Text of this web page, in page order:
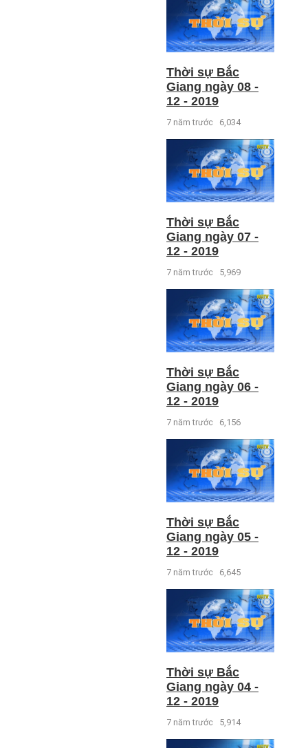
Thời sự Bắc
Giang ngày 08 -
12 - 2019
7 năm trước 6,034
Thời sự Bắc
Giang ngày 07 -
12 - 2019
7 năm trước 5,969
Thời sự Bắc
Giang ngày 06 -
12 - 2019
7 năm trước 6,156
Thời sự Bắc
Giang ngày 05 -
12 - 2019
7 năm trước 6,645
Thời sự Bắc
Giang ngày 04 -
12 - 2019
7 năm trước 5,914